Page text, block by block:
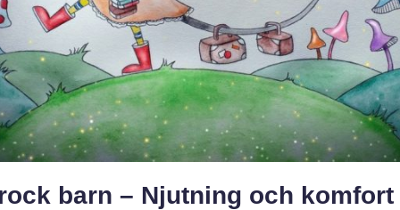
barn – Njutning och komfort